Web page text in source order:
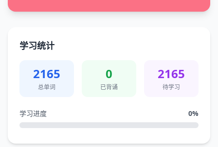
学习统计
2165
总单词
0
已背诵
2165
待学习
学习进度 0%